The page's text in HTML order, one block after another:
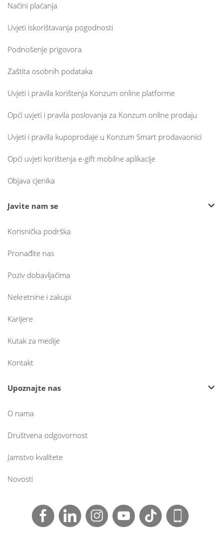
Načini plaćanja
Uvjeti iskorištavanja pogodnosti
Podnošenje prigovora
Zaštita osobnih podataka
Uvjeti i pravila korištenja Konzum online platforme
Opći uvjeti i pravila poslovanja za Konzum online prodaju
Uvjeti i pravila kupoprodaje u Konzum Smart prodavaonici
Opći uvjeti korištenja e-gift mobilne aplikacije
Objava cjenika
Javite nam se
Korisnička podrška
Pronađite nas
Poziv dobavljačima
Nekretnine i zakupi
Karijere
Kutak za medije
Kontakt
Upoznajte nas
O nama
Društvena odgovornost
Jamstvo kvalitete
Novosti